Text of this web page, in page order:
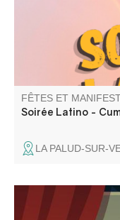
FÊTES ET
Soirée Latino -
LA PALUD-SUR-
Le Cinéma de